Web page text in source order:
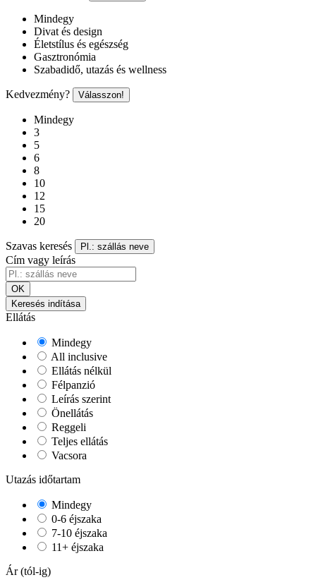
Mindegy
Divat és design
Életstílus és egészség
Gasztronómia
Szabadidő, utazás és wellness
Kedvezmény? Válasszon!
Mindegy
3
5
6
8
10
12
15
20
Szavas keresés Pl.: szállás neve
Cím vagy leírás
OK
Keresés indítása
Ellátás
Mindegy
All inclusive
Ellátás nélkül
Félpanzió
Leírás szerint
Önellátás
Reggeli
Teljes ellátás
Vacsora
Utazás időtartam
Mindegy
0-6 éjszaka
7-10 éjszaka
11+ éjszaka
Ár (tól-ig)